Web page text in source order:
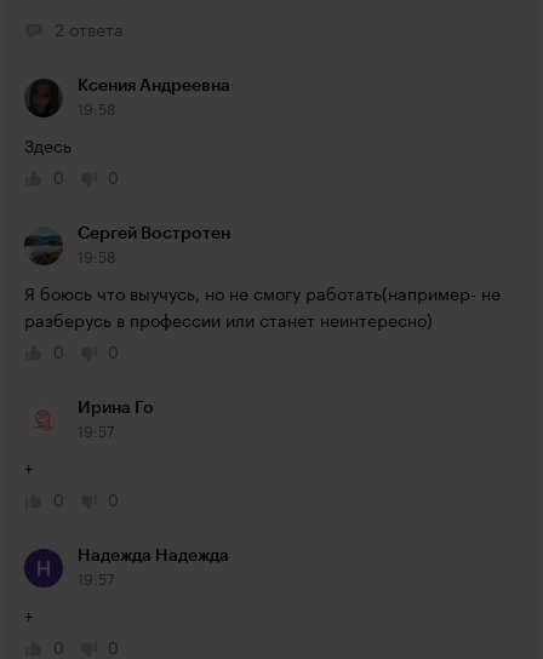
2 ответа
Ксения Андреевна
19:58
Здесь
0
0
Сергей Востротен
19:58
Я боюсь что выучусь, но не смогу работать(например- не
разберусь в профессии или станет неинтересно)
0
0
Ирина Го
19:57
+
0
0
Надежда Надежда
19:57
+
0
0